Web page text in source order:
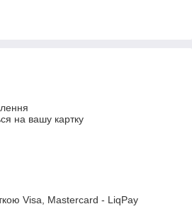
на вашу картку
Visa, Mastercard - LiqPay